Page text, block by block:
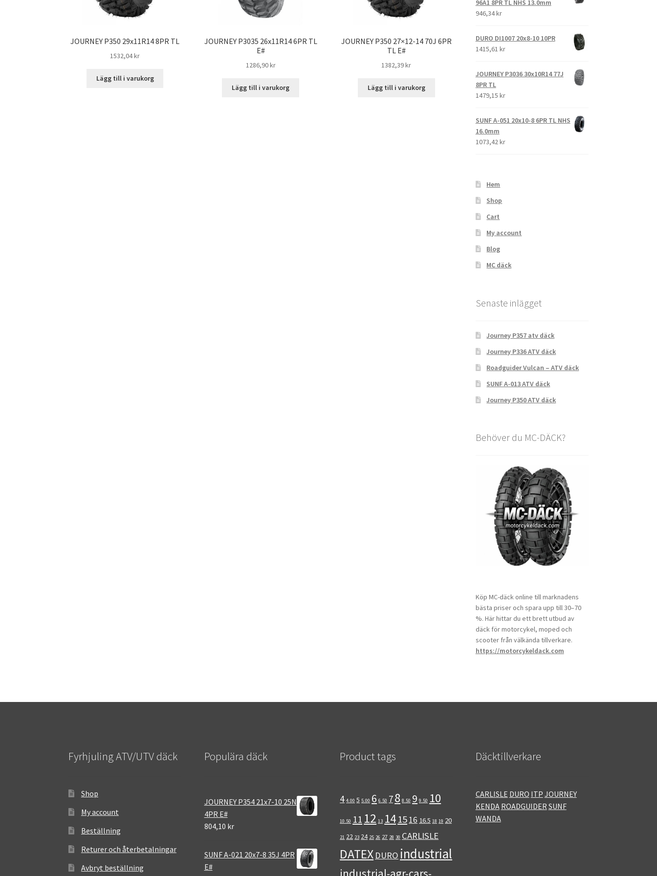
JOURNEY P350 29x11R14 8PR TL
1532,04 kr
Lägg till i varukorg
JOURNEY P3035 26x11R14 6PR TL
E#
1286,90 kr
Lägg till i varukorg
JOURNEY P350 27×12-14 70J 6PR
TL E#
1382,39 kr
Lägg till i varukorg
96A1 8PR TL NHS 13.0mm
946,34 kr
DURO DI1007 20x8-10 10PR
1415,61 kr
JOURNEY P3036 30x10R14 77J
8PR TL
1479,15 kr
SUNF A-051 20x10-8 6PR TL NHS
16.0mm
1073,42 kr
Hem
Shop
Cart
My account
Blog
MC däck
Senaste inlägget
Journey P357 atv däck
Journey P336 ATV däck
Roadguider Vulcan – ATV däck
SUNF A-013 ATV däck
Journey P350 ATV däck
Behöver du MC-DÄCK?
Köp MC-däck online till marknadens
bästa priser och spara upp till 30–70
%. Här hittar du ett brett utbud av
däck för motorcykel, moped och
scooter från välkända tillverkare.
https://motorcykeldack.com
Fyrhjuling ATV/UTV däck
Shop
My account
Beställning
Returer och återbetalningar
Avbryt beställning
Populära däck
JOURNEY P354 21x7-10 25N
4PR E#
804,10 kr
SUNF A-021 20x7-8 35J 4PR
E#
Product tags
4 4.00 5 5.00 6 6.50 78 8.50 9 9.50 10
10.50 11 12 13 141516 16.5 18 19 20
21 22 23 24 25 26 27 28 30 CARLISLE
DATEX DURO industrial
industrial-agr-cars-
Däcktillverkare
CARLISLE DURO ITP JOURNEY
KENDA ROADGUIDER SUNF
WANDA